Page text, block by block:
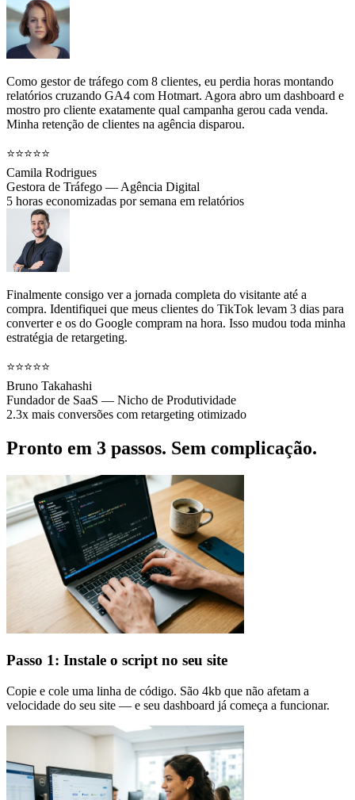
Como gestor de tráfego com 8 clientes, eu perdia horas montando
relatórios cruzando GA4 com Hotmart. Agora abro um dashboard e
mostro pro cliente exatamente qual campanha gerou cada venda.
Minha retenção de clientes na agência disparou.
⭐⭐⭐⭐⭐
Camila Rodrigues
Gestora de Tráfego — Agência Digital
5 horas economizadas por semana em relatórios
Finalmente consigo ver a jornada completa do visitante até a
compra. Identifiquei que meus clientes do TikTok levam 3 dias para
converter e os do Google compram na hora. Isso mudou toda minha
estratégia de retargeting.
⭐⭐⭐⭐⭐
Bruno Takahashi
Fundador de SaaS — Nicho de Produtividade
2.3x mais conversões com retargeting otimizado
Pronto em 3 passos. Sem complicação.
Passo 1: Instale o script no seu site
Copie e cole uma linha de código. São 4kb que não afetam a
velocidade do seu site — e seu dashboard já começa a funcionar.